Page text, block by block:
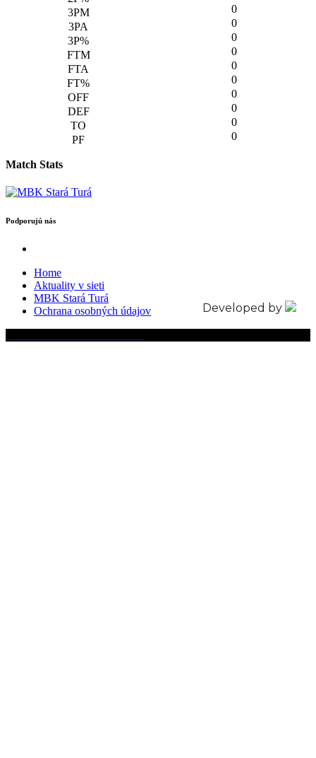
0
0
0
0
0
0
0
0
0
0
Match Stats
Podporujú nás
Home
Aktuality v sieti
MBK Stará Turá
Ochrana osobných údajov
Developed by